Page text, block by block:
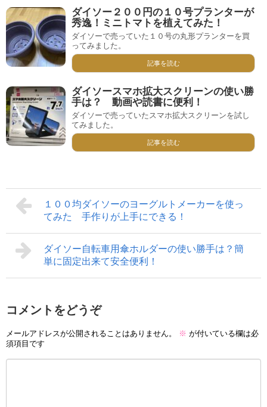
ダイソー２００円の１０号プランターが
秀逸！ミニトマトを植えてみた！
ダイソーで売っていた１０号の丸形プランターを買
ってみました。
記事を読む
ダイソースマホ拡大スクリーンの使い勝
手は？ 動画や読書に便利！
ダイソーで売っていたスマホ拡大スクリーンを試し
てみました。
記事を読む
１００均ダイソーのヨーグルトメーカーを使っ
てみた 手作りが上手にできる！
ダイソー自転車用傘ホルダーの使い勝手は？簡
単に固定出来て安全便利！
コメントをどうぞ
メールアドレスが公開されることはありません。 ※ が付いている欄は必
須項目です